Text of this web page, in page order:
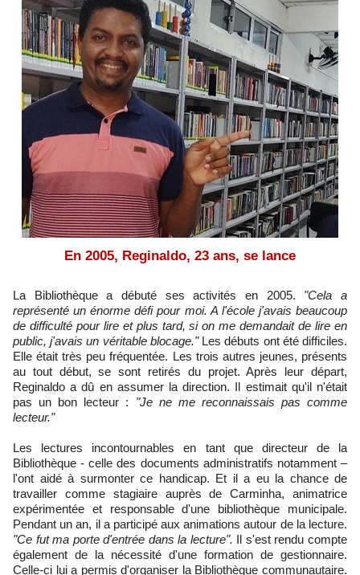
En 2005, Reginaldo, 23 ans, se lance
La Bibliothèque a débuté ses activités en 2005. "Cela a
représenté un énorme défi pour moi. A l'école j'avais beaucoup
de difficulté pour lire et plus tard, si on me demandait de lire en
public, j'avais un véritable blocage." Les débuts ont été difficiles.
Elle était très peu fréquentée. Les trois autres jeunes, présents
au tout début, se sont retirés du projet. Après leur départ,
Reginaldo a dû en assumer la direction. Il estimait qu'il n'était
pas un bon lecteur : "Je ne me reconnaissais pas comme
lecteur."
Les lectures incontournables en tant que directeur de la
Bibliothèque - celle des documents administratifs notamment –
l'ont aidé à surmonter ce handicap. Et il a eu la chance de
travailler comme stagiaire auprès de Carminha, animatrice
expérimentée et responsable d'une bibliothèque municipale.
Pendant un an, il a participé aux animations autour de la lecture.
"Ce fut ma porte d'entrée dans la lecture". Il s'est rendu compte
également de la nécessité d'une formation de gestionnaire.
Celle-ci lui a permis d'organiser la Bibliothèque communautaire.